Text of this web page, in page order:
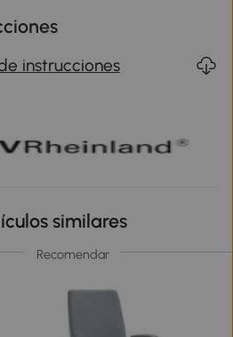
instrucciones
similares
Recomendar